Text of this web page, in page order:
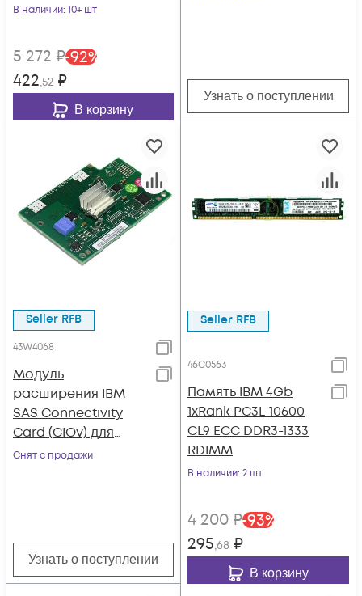
В наличии: 10+ шт
5 272 ₽-92%
422,52 ₽
В корзину
Узнать о поступлении
Seller RFB
43W4068
Модуль
расширения IBM
SAS Connectivity
Card (CIOv) для
BladeCenter
Снят с продажи
Узнать о поступлении
Seller RFB
46C0563
Память IBM 4Gb
1хRank PC3L-10600
CL9 ECC DDR3-1333
RDIMM
В наличии: 2 шт
4 200 ₽-93%
295,68 ₽
В корзину